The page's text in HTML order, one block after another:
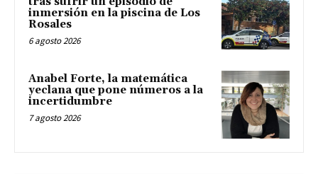
inmersión en la piscina de Los
Rosales
6 agosto 2026
Anabel Forte, la matemática
yeclana que pone números a la
incertidumbre
7 agosto 2026